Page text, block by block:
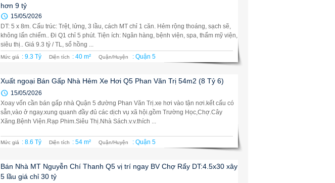
hơn 9 tỷ
15/05/2026
DT: 5 x 8m. Cấu trúc: Trệt, lửng, 3 lầu, cách MT chỉ 1 căn. Hẻm rộng thoáng, sạch sẽ,
không lấn chiếm.. Đi Q1 chỉ 5 phút. Tiện ích: Ngân hàng, bệnh viện, spa, thẩm mỹ viện,
siêu thị.. Giá 9.3 tỷ / TL, sổ hồng ...
Mức giá : 9.3 Tỷ Diện tích : 40 m² Quận/Huyện : Quận 5
Xuất ngoại Bán Gấp Nhà Hẻm Xe Hơi Q5 Phan Văn Trị 54m2 (8 Tỷ 6)
15/05/2026
Xoay vốn cần bán gấp nhà Quận 5 đường Phan Văn Trị.xe hơi vào tận nơi.kết cấu có
sẵn,vào ở ngay.xung quanh đầy đủ các dịch vụ xã hội.gồm Trường Học,Chợ.Cây
Xăng.Bệnh Viện.Rạp Phim.Siêu Thị.Nhà Sách.v.v.thích ...
Mức giá : 8.6 Tỷ Diện tích : 54 m² Quận/Huyện : Quận 5
Bán Nhà MT Nguyễn Chí Thanh Q5 vị trí ngay BV Chợ Rẩy DT:4.5x30 xây
5 lầu giá chỉ 30 tỷ